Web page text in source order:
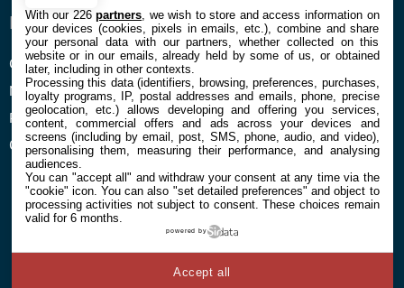
ENTREPRISE
Confidentialité et Cookies
Mentions légales et CGU
Préférences Cookies
Qui sommes nous
À PROPOS
Contact
© 2026 Galaxie Media Tous droits réservés
With our 226partners , we wish to store and access information on
your devices (cookies, pixels in emails, etc.), combine and share
your personal data with our partners, whether collected on this
website or in our emails, already held by some of us, or obtained
later, including in other contexts.
Processing this data (identifiers, browsing, preferences, purchases,
loyalty programs, IP, postal addresses and emails, phone, precise
geolocation, etc.) allows developing and offering you services,
content, commercial offers and ads across your devices and
screens (including by email, post, SMS, phone, audio, and video),
personalising them, measuring their performance, and analysing
audiences.
You can "accept all" and withdraw your consent at any time via the
"cookie" icon. You can also "set detailed preferences" and object to
processing activities not subject to consent. These choices remain
valid for 6 months.
powered by
Accept all